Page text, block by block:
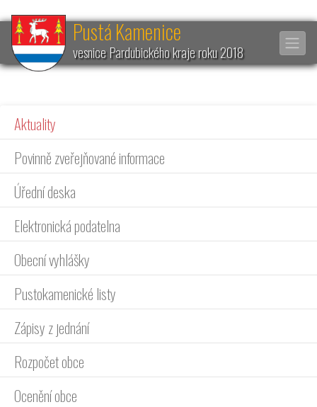
Pustá Kamenice
vesnice Pardubického kraje roku 2018
Aktuality
Povinně zveřejňované informace
Úřední deska
Elektronická podatelna
Obecní vyhlášky
Pustokamenické listy
Zápisy z jednání
Rozpočet obce
Ocenění obce